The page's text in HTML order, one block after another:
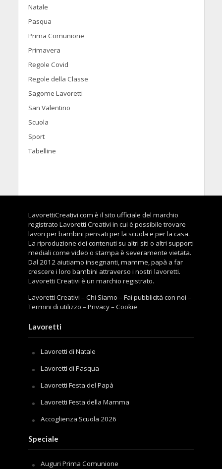
Natale
Pasqua
Prima Comunione
Primavera
Regole Covid
Regole della Classe
Sagome Lavoretti
San Valentino
Scuola
Sport
Tabelline
LavorettiCreativi.com è il sito ufficiale del marchio
registrato Lavoretti Creativi in cui è possibile trovare
lavori per bambini pensati per la scuola e per la casa.
La riproduzione dei contenuti su altri siti o altri supporti
mediali come video o stampa è severamente vietata.
Dal 2012 aiutiamo insegnanti, mamme, papà a far
crescere i loro bambini attraverso i nostri lavoretti.
Lavoretti Creativi è un marchio registrato.
Lavoretti Creativi –Chi Siamo –Fai pubblicità con noi –
Termini di utilizzo –Privacy–Cookie
Lavoretti
Lavoretti di Natale
Lavoretti di Pasqua
Lavoretti Festa del Papà
Lavoretti Festa della Mamma
Accoglienza Scuola 2026
Speciale
Auguri Prima Comunione